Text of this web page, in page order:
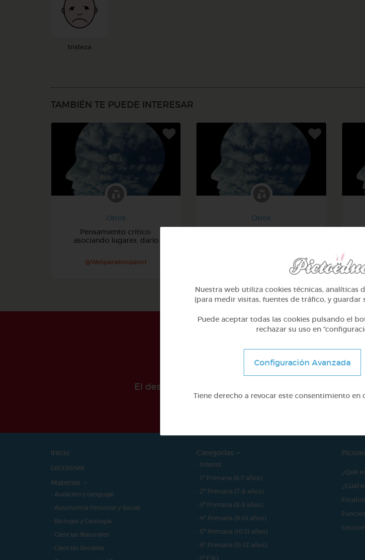
tristeza
TAMBIÉN TE PUEDE INTERESAR
Otros
Pensamiento crítico:
asociando lugares. darío
@Webparaelespanol
Otros
El desarollo de este proyecto ha sido posible
Inicio
Lecciones
Materias
- Audición y Lenguaje
- Autonomía Personal y Social
- Biología y Geología
- Ciencias Naturales
- Ciencias Sociales
Categorías
- Infantil
- 1º Primaria (6-7 años)
- 2º Primaria (7-8 años)
- 3º Primaria (8-9 años)
- 4º Primaria (9-10 años)
- 5º Primaria (10-11 años)
- 6º Primaria (11-12 años)
- 1º ESO
¿Qué
¿Cúal
Nuestra web utiliza cookies técnicas, analíticas
(para medir visitas, fuentes de tráfico, y guardar
Puede aceptar todas las cookies pulsando el
rechazar su uso en
Configuración Avanzada
Tiene derecho a revocar este consentimiento